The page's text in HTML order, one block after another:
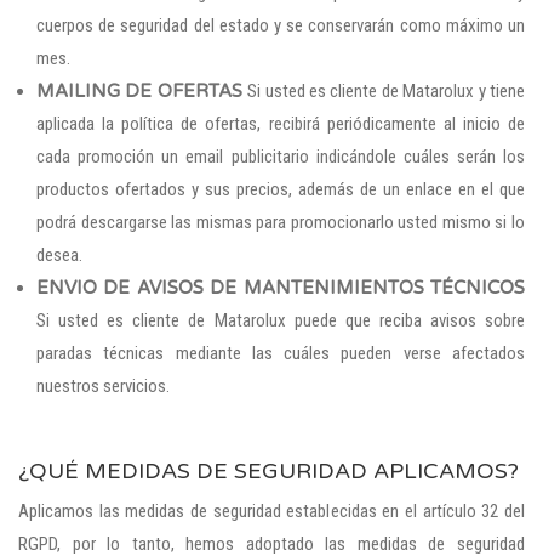
cuerpos de seguridad del estado y se conservarán como máximo un
mes.
MAILING DE OFERTASSi usted es cliente de Matarolux y tiene
aplicada la política de ofertas, recibirá periódicamente al inicio de
cada promoción un email publicitario indicándole cuáles serán los
productos ofertados y sus precios, además de un enlace en el que
podrá descargarse las mismas para promocionarlo usted mismo si lo
desea.
ENVIO DE AVISOS DE MANTENIMIENTOS TÉCNICOS
Si usted es cliente de Matarolux puede que reciba avisos sobre
paradas técnicas mediante las cuáles pueden verse afectados
nuestros servicios.
¿QUÉ MEDIDAS DE SEGURIDAD APLICAMOS?
Aplicamos las medidas de seguridad establecidas en el artículo 32 del
RGPD, por lo tanto, hemos adoptado las medidas de seguridad